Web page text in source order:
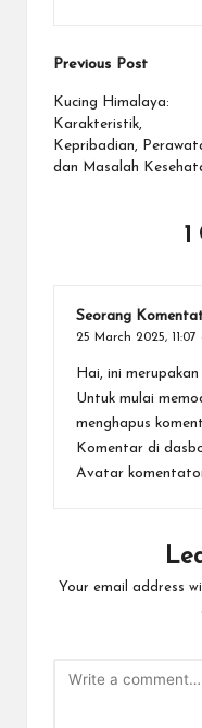
Post
navigation
Previous Post
Kucing Himalaya:
Karakteristik,
Kepribadian,
dan Masalah
1
Seorang
25 March 2025, 11:07
Hai, ini
Untuk mulai
menghapus
Komentar di
Avatar
Your email address